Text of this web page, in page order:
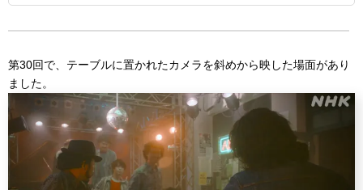
第30回で、テーブルに置かれたカメラを斜めから映した場面があり
ました。